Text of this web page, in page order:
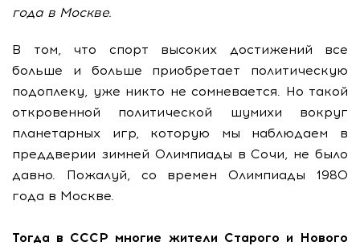
года в Москве.
В том, что спорт высоких достижений все
больше и больше приобретает политическую
подоплеку, уже никто не сомневается. Но такой
откровенной политической шумихи вокруг
планетарных игр, которую мы наблюдаем в
преддверии зимней Олимпиады в Сочи, не было
давно. Пожалуй, со времен Олимпиады 1980
года в Москве.
Тогда в СССР многие жители Старого и Нового